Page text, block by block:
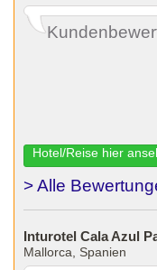
Hotel/Reise hier
> Alle
Inturotel Cala Azul
Mallorca, Spanien